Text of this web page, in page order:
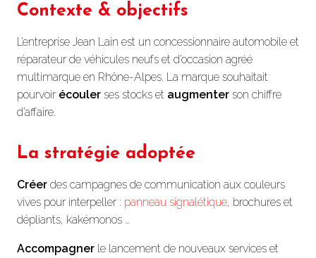
Contexte & objectifs
L’entreprise Jean Lain est un concessionnaire automobile et
réparateur de véhicules neufs et d’occasion agréé
multimarque en Rhône-Alpes. La marque souhaitait
pourvoir écouler ses stocks et augmenter son chiffre
d’affaire.
La stratégie adoptée
Créer des campagnes de communication aux couleurs
vives pour interpeller : panneau signalétique, brochures et
dépliants, kakémonos …
Accompagner le lancement de nouveaux services et